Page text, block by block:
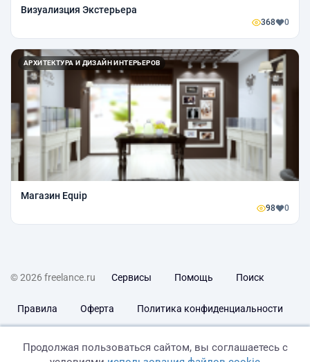
Визуализция Экстерьера
368 0
АРХИТЕКТУРА И ДИЗАЙН ИНТЕРЬЕРОВ
Магазин Equip
98 0
© 2026 freelance.ru Сервисы Помощь Поиск
Правила Оферта Политика конфиденциальности
Продолжая пользоваться сайтом, вы соглашаетесь с